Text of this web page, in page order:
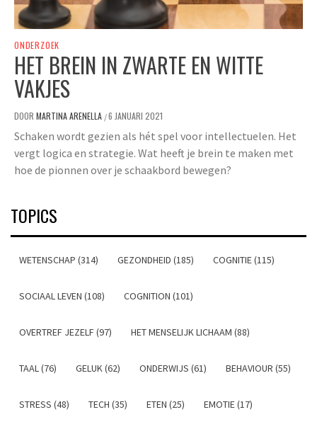
ONDERZOEK
HET BREIN IN ZWARTE EN WITTE
VAKJES
DOOR MARTINA ARENELLA /6 JANUARI 2021
Schaken wordt gezien als hét spel voor intellectuelen. Het
vergt logica en strategie. Wat heeft je brein te maken met
hoe de pionnen over je schaakbord bewegen?
TOPICS
WETENSCHAP (314) GEZONDHEID (185) COGNITIE (115)
SOCIAAL LEVEN (108) COGNITION (101)
OVERTREF JEZELF (97) HET MENSELIJK LICHAAM (88)
TAAL (76) GELUK (62) ONDERWIJS (61) BEHAVIOUR (55)
STRESS (48) TECH (35) ETEN (25) EMOTIE (17)